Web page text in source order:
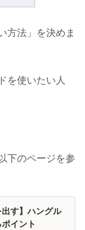
方法」を決めま
を使いたい人
下のページを参
出す】ハングル
イント